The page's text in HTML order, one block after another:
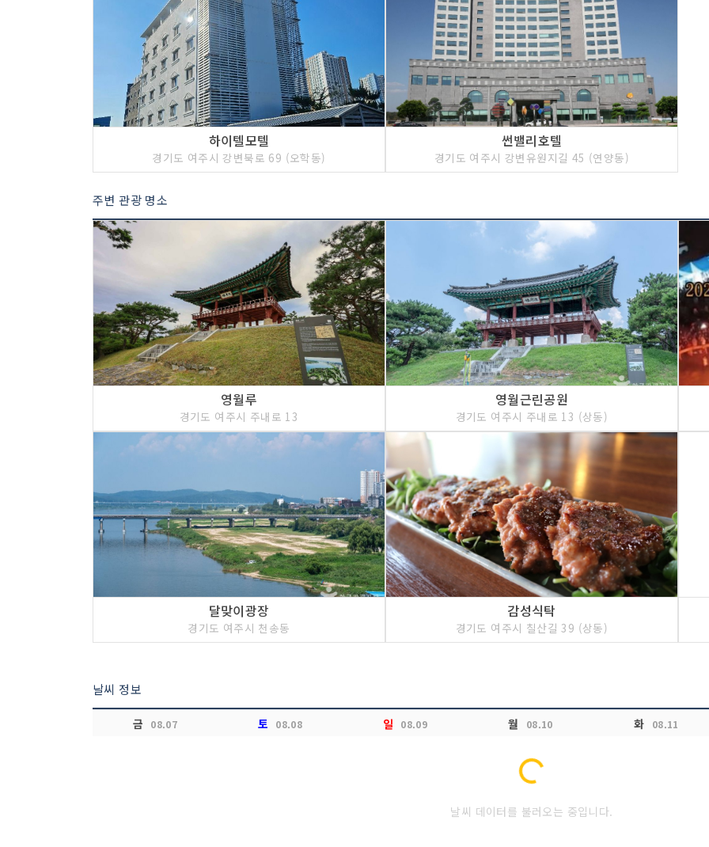
하이텔모텔
경기도 여주시 강변북로 69 (오학동)
썬밸리호텔
경기도 여주시 강변유원지길 45 (연양동)
주변 관광 명소
영월루
경기도 여주시 주내로 13
영월근린공원
경기도 여주시 주내로 13 (상동)
달맞이광장
경기도 여주시 천송동
감성식탁
경기도 여주시 칠산길 39 (상동)
날씨 정보
금 08.07 토 08.08 일 08.09 월 08.10 화 08.11
Loading...
날씨 데이터를 불러오는 중입니다.